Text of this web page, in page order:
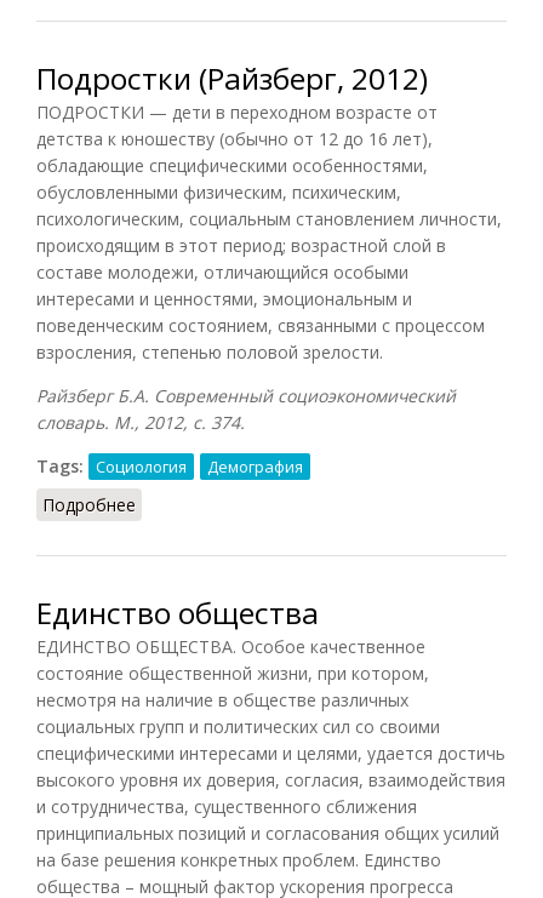
Подростки (Райзберг, 2012)
ПОДРОСТКИ — дети в переходном возрасте от
детства к юношеству (обычно от 12 до 16 лет),
обладающие специфическими особенностями,
обусловленными физическим, психическим,
психологическим, социальным становлением личности,
происходящим в этот период; возрастной слой в
составе молодежи, отличающийся особыми
интересами и ценностями, эмоциональным и
поведенческим состоянием, связанными с процессом
взросления, степенью половой зрелости.
Райзберг Б.А. Современный социоэкономический
словарь. М., 2012, с. 374.
Tags:
Социология Демография
Подробнее
Единство общества
ЕДИНСТВО ОБЩЕСТВА. Особое качественное
состояние общественной жизни, при котором,
несмотря на наличие в обществе различных
социальных групп и политических сил со своими
специфическими интересами и целями, удается достичь
высокого уровня их доверия, согласия, взаимодействия
и сотрудничества, существенного сближения
принципиальных позиций и согласования общих усилий
на базе решения конкретных проблем. Единство
общества – мощный фактор ускорения прогресса